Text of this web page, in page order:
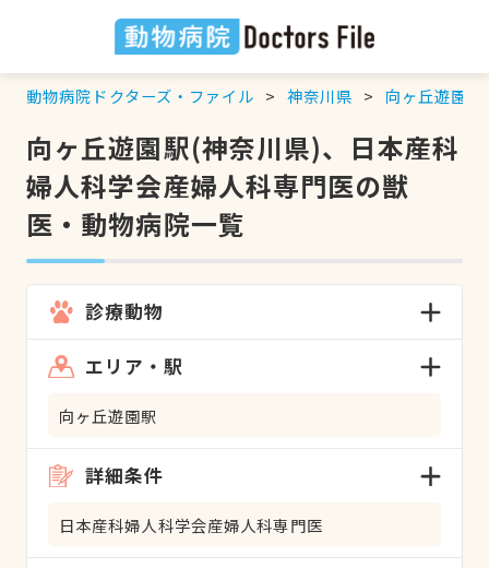
動物病院ドクターズ・ファイル 神奈川県 向ヶ丘遊園駅
向ヶ丘遊園駅(神奈川県)、日本産科
婦人科学会産婦人科専門医の獣
医・動物病院一覧
診療動物
エリア・駅
向ヶ丘遊園駅
詳細条件
日本産科婦人科学会産婦人科専門医